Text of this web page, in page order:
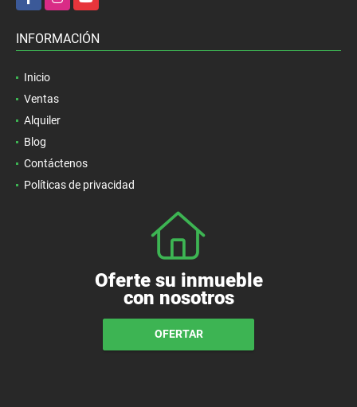
INFORMACIÓN
Inicio
Ventas
Alquiler
Blog
Contáctenos
Políticas de privacidad
Oferte su inmueble
con nosotros
OFERTAR